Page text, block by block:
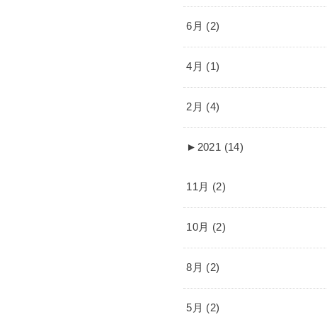
6月 (2)
4月 (1)
2月 (4)
► 2021 (14)
11月 (2)
10月 (2)
8月 (2)
5月 (2)